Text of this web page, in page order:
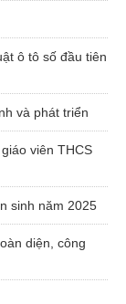
ô tô số đầu tiên
và phát triển
viên THCS
sinh năm 2025
diện, công